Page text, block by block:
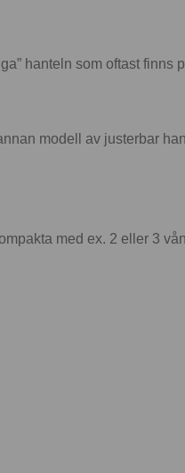
hanteln som oftast finns
modell av justerbar
med ex. 2 eller 3